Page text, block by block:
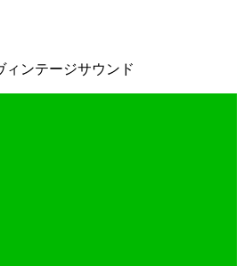
ィンテージサウンド